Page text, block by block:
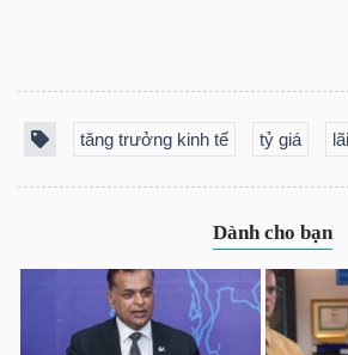
tăng trưởng kinh tế tỷ giá